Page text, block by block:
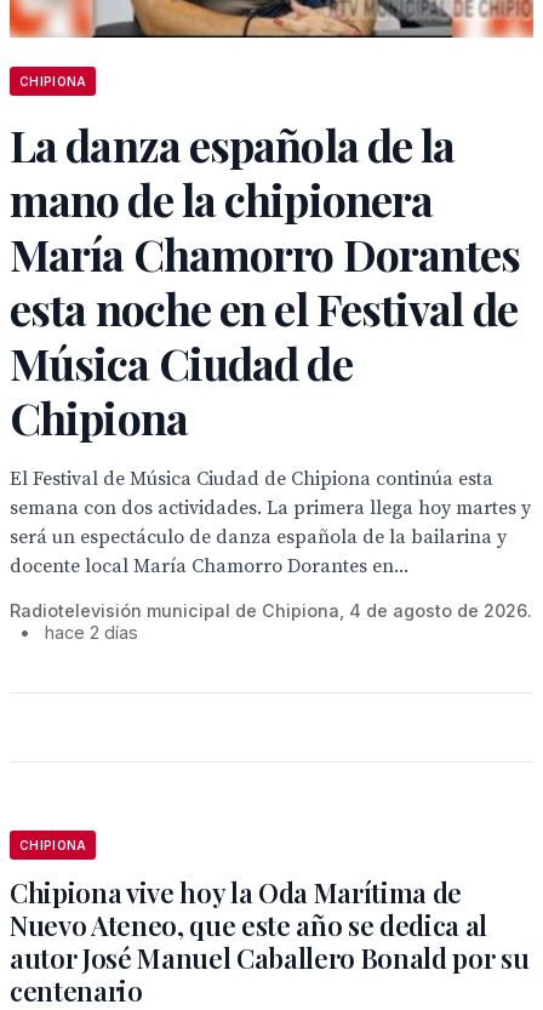
CHIPIONA
La danza española de la
mano de la chipionera
María Chamorro Dorantes
esta noche en el Festival de
Música Ciudad de
Chipiona
El Festival de Música Ciudad de Chipiona continúa esta
semana con dos actividades. La primera llega hoy martes y
será un espectáculo de danza española de la bailarina y
docente local María Chamorro Dorantes en...
Radiotelevisión municipal de Chipiona, 4 de agosto de 2026.
•
hace 2 días
CHIPIONA
Chipiona vive hoy la Oda Marítima de
Nuevo Ateneo, que este año se dedica al
autor José Manuel Caballero Bonald por su
centenario